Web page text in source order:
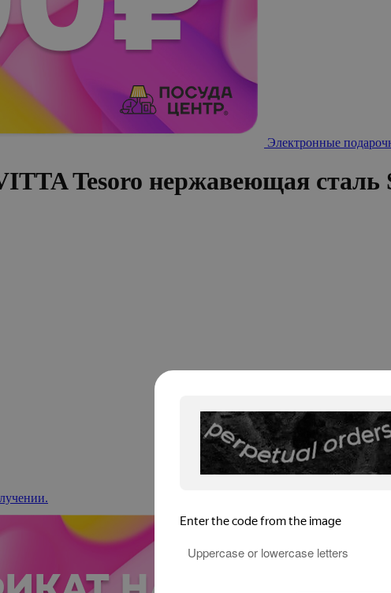
Электронные
Tesoro нержавеющая сталь